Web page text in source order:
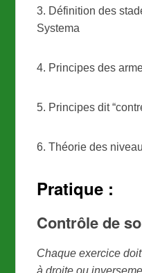
3. Définition des
Systema
4. Principes des
5. Principes dit
6. Théorie des
Pratique :
Contrôle de
Chaque exercice